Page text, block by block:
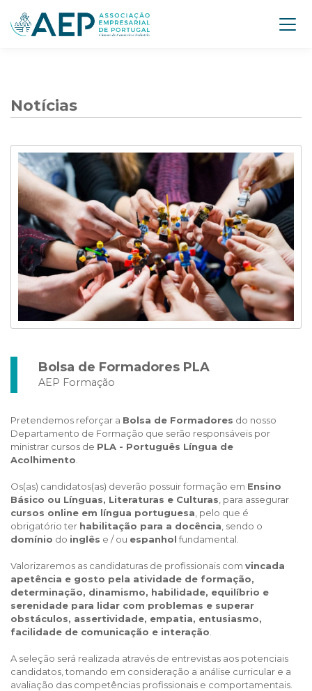
Notícias
Bolsa de Formadores PLA
AEP Formação
Pretendemos reforçar a Bolsa de Formadores do nosso
Departamento de Formação que serão responsáveis por
ministrar cursos de PLA - Português Língua de
Acolhimento
Os(as) candidatos(as) deverão possuir formação em Ensino
Básico ou Línguas, Literaturas e Culturas , para assegurar
cursos online em língua portuguesa , pelo que é
obrigatório ter habilitação para a docência , sendo o
domínio do inglês e / ou espanholfundamental.
Valorizaremos as candidaturas de profissionais com vincada
apetência e gosto pela atividade de formação,
determinação, dinamismo, habilidade, equilíbrio e
serenidade para lidar com problemas e superar
obstáculos, assertividade, empatia, entusiasmo,
facilidade de comunicação e interação
A seleção será realizada através de entrevistas aos potenciais
candidatos, tomando em consideração a análise curricular e a
avaliação das competências profissionais e comportamentais.